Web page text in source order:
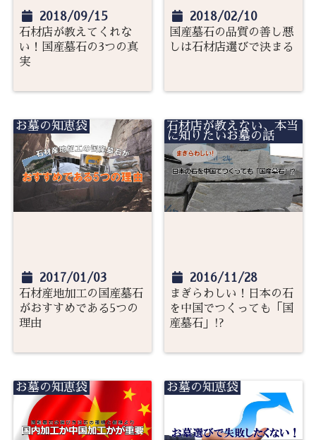
2018/09/15
石材店が教えてくれな
い！国産墓石の3つの真
実
2018/02/10
国産墓石の品質の善し悪
しは石材店選びで決まる
お墓の知恵袋
2017/01/03
石材産地加工の国産墓石
がおすすめである5つの
理由
石材店が教えない、本当
に知りたいお墓の話
2016/11/28
まぎらわしい！日本の石
を中国でつくっても「国
産墓石」!?
お墓の知恵袋 お墓の知恵袋